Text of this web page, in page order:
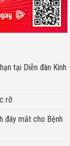
tại Diễn đàn Kinh
rỡ
đáy mắt cho Bệnh